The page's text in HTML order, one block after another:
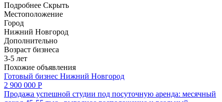
Подробнее Скрыть
Местоположение
Город
Нижний Новгород
Дополнительно
Возраст бизнеса
3-5 лет
Похожие объявления
Готовый бизнес Нижний Новгород
2 900 000 Р
Продажа успешной студии под посуточную аренда: месячный